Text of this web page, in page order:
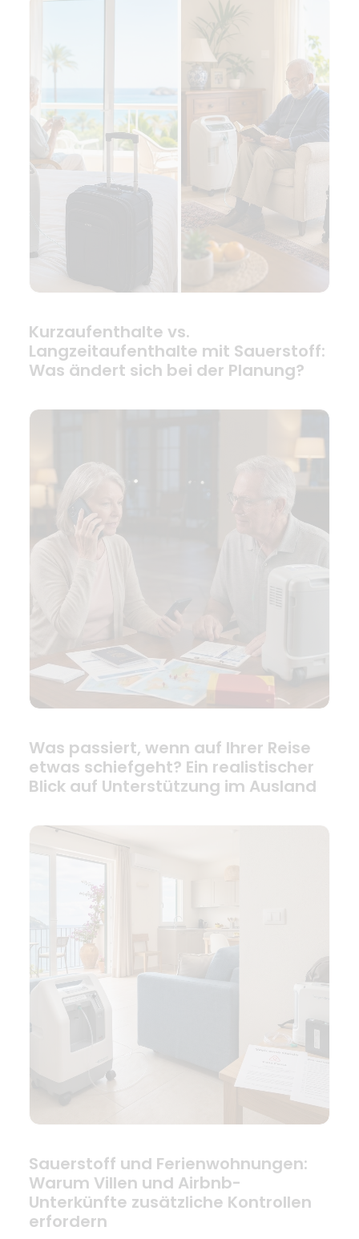
Kurzaufenthalte vs.
Langzeitaufenthalte mit Sauerstoff:
Was ändert sich bei der Planung?
Was passiert, wenn auf Ihrer Reise
etwas schiefgeht? Ein realistischer
Blick auf Unterstützung im Ausland
Sauerstoff und Ferienwohnungen:
Warum Villen und Airbnb-
Unterkünfte zusätzliche Kontrollen
erfordern